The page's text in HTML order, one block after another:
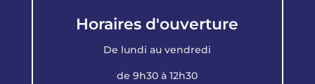
Horaires d'ouverture
De lundi au vendredi
de 9h30 à 12h30